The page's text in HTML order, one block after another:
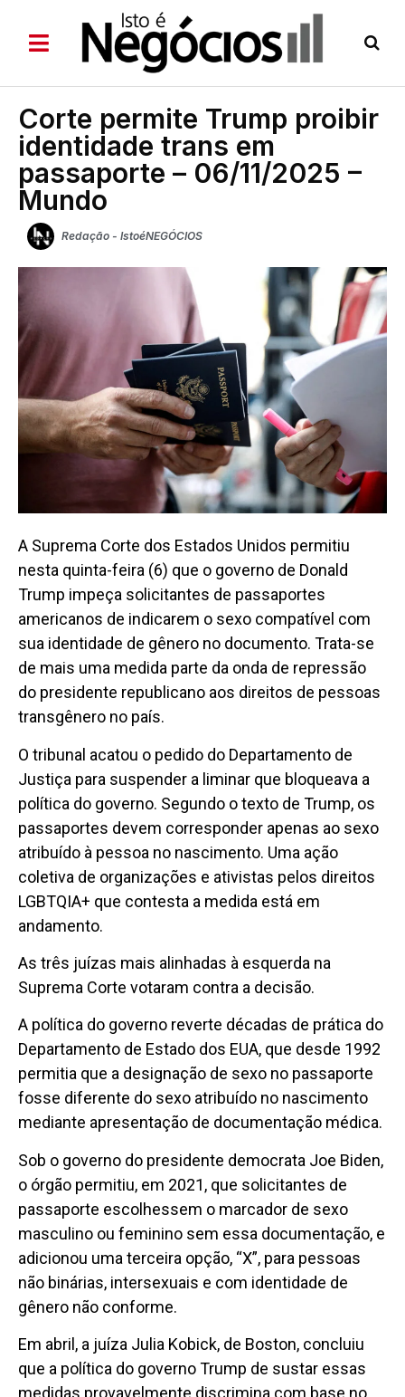
Corte permite Trump proibir
identidade trans em
passaporte – 06/11/2025 –
Mundo
Redação - IstoéNEGÓCIOS
A Suprema Corte dos Estados Unidos permitiu
nesta quinta-feira (6) que o governo de Donald
Trump impeça solicitantes de passaportes
americanos de indicarem o sexo compatível com
sua identidade de gênero no documento. Trata-se
de mais uma medida parte da onda de repressão
do presidente republicano aos direitos de pessoas
transgênero no país.
O tribunal acatou o pedido do Departamento de
Justiça para suspender a liminar que bloqueava a
política do governo. Segundo o texto de Trump, os
passaportes devem corresponder apenas ao sexo
atribuído à pessoa no nascimento. Uma ação
coletiva de organizações e ativistas pelos direitos
LGBTQIA+ que contesta a medida está em
andamento.
As três juízas mais alinhadas à esquerda na
Suprema Corte votaram contra a decisão.
A política do governo reverte décadas de prática do
Departamento de Estado dos EUA, que desde 1992
permitia que a designação de sexo no passaporte
fosse diferente do sexo atribuído no nascimento
mediante apresentação de documentação médica.
Sob o governo do presidente democrata Joe Biden,
o órgão permitiu, em 2021, que solicitantes de
passaporte escolhessem o marcador de sexo
masculino ou feminino sem essa documentação, e
adicionou uma terceira opção, “X”, para pessoas
não binárias, intersexuais e com identidade de
gênero não conforme.
Em abril, a juíza Julia Kobick, de Boston, concluiu
que a política do governo Trump de sustar essas
medidas provavelmente discrimina com base no